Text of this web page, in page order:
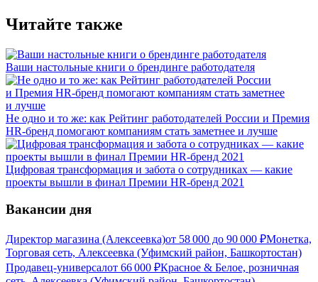
Читайте также
Ваши настольные книги о брендинге работодателя
Не одно и то же: как Рейтинг работодателей России и Премия
HR-бренд помогают компаниям стать заметнее и лучше
Цифровая трансформация и забота о сотрудниках — какие
проекты вышли в финал Премии HR-бренд 2021
Вакансии дня
Директор магазина (Алексеевка)от 58 000 до 90 000 ₽Монетка,
Торговая сеть, Алексеевка (Уфимский район, Башкортостан)
Продавец-универсалот 66 000 ₽Красное & Белое, розничная